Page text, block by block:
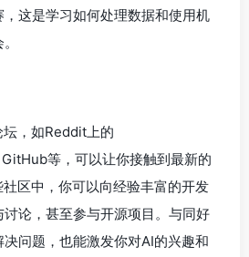
这是学习如何处理数据和使用机
，如Reddit上的
等，可以让你接触到最新的
区中，你可以向经验丰富的开发
论，甚至参与开源项目。与同好
问题，也能激发你对AI的兴趣和